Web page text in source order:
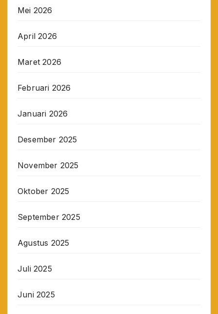
Mei 2026
April 2026
Maret 2026
Februari 2026
Januari 2026
Desember 2025
November 2025
Oktober 2025
September 2025
Agustus 2025
Juli 2025
Juni 2025